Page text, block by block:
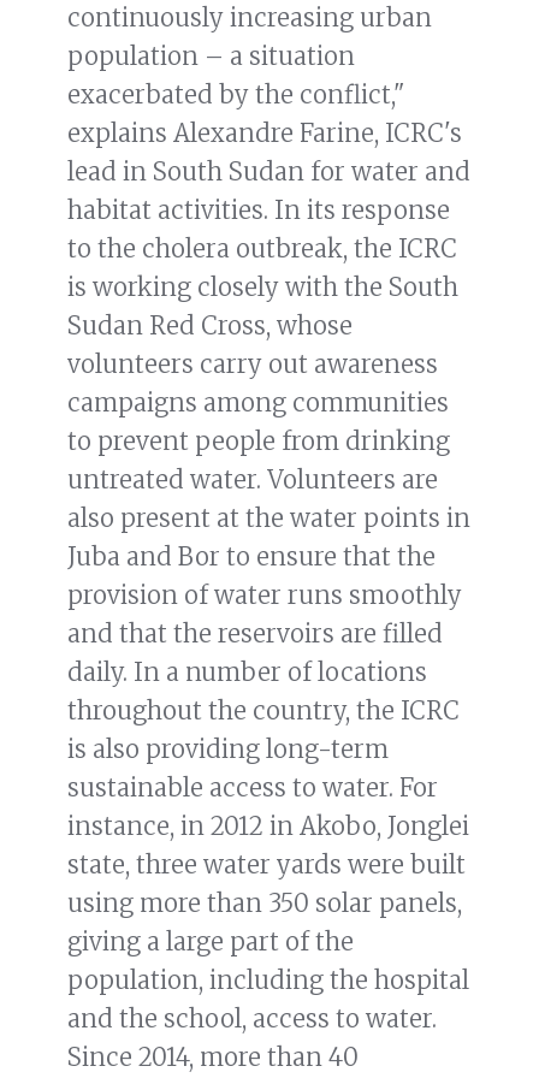
continuously increasing urban
population – a situation
exacerbated by the conflict,"
explains Alexandre Farine, ICRC's
lead in South Sudan for water and
habitat activities. In its response
to the cholera outbreak, the ICRC
is working closely with the South
Sudan Red Cross, whose
volunteers carry out awareness
campaigns among communities
to prevent people from drinking
untreated water. Volunteers are
also present at the water points in
Juba and Bor to ensure that the
provision of water runs smoothly
and that the reservoirs are filled
daily. In a number of locations
throughout the country, the ICRC
is also providing long-term
sustainable access to water. For
instance, in 2012 in Akobo, Jonglei
state, three water yards were built
using more than 350 solar panels,
giving a large part of the
population, including the hospital
and the school, access to water.
Since 2014, more than 40